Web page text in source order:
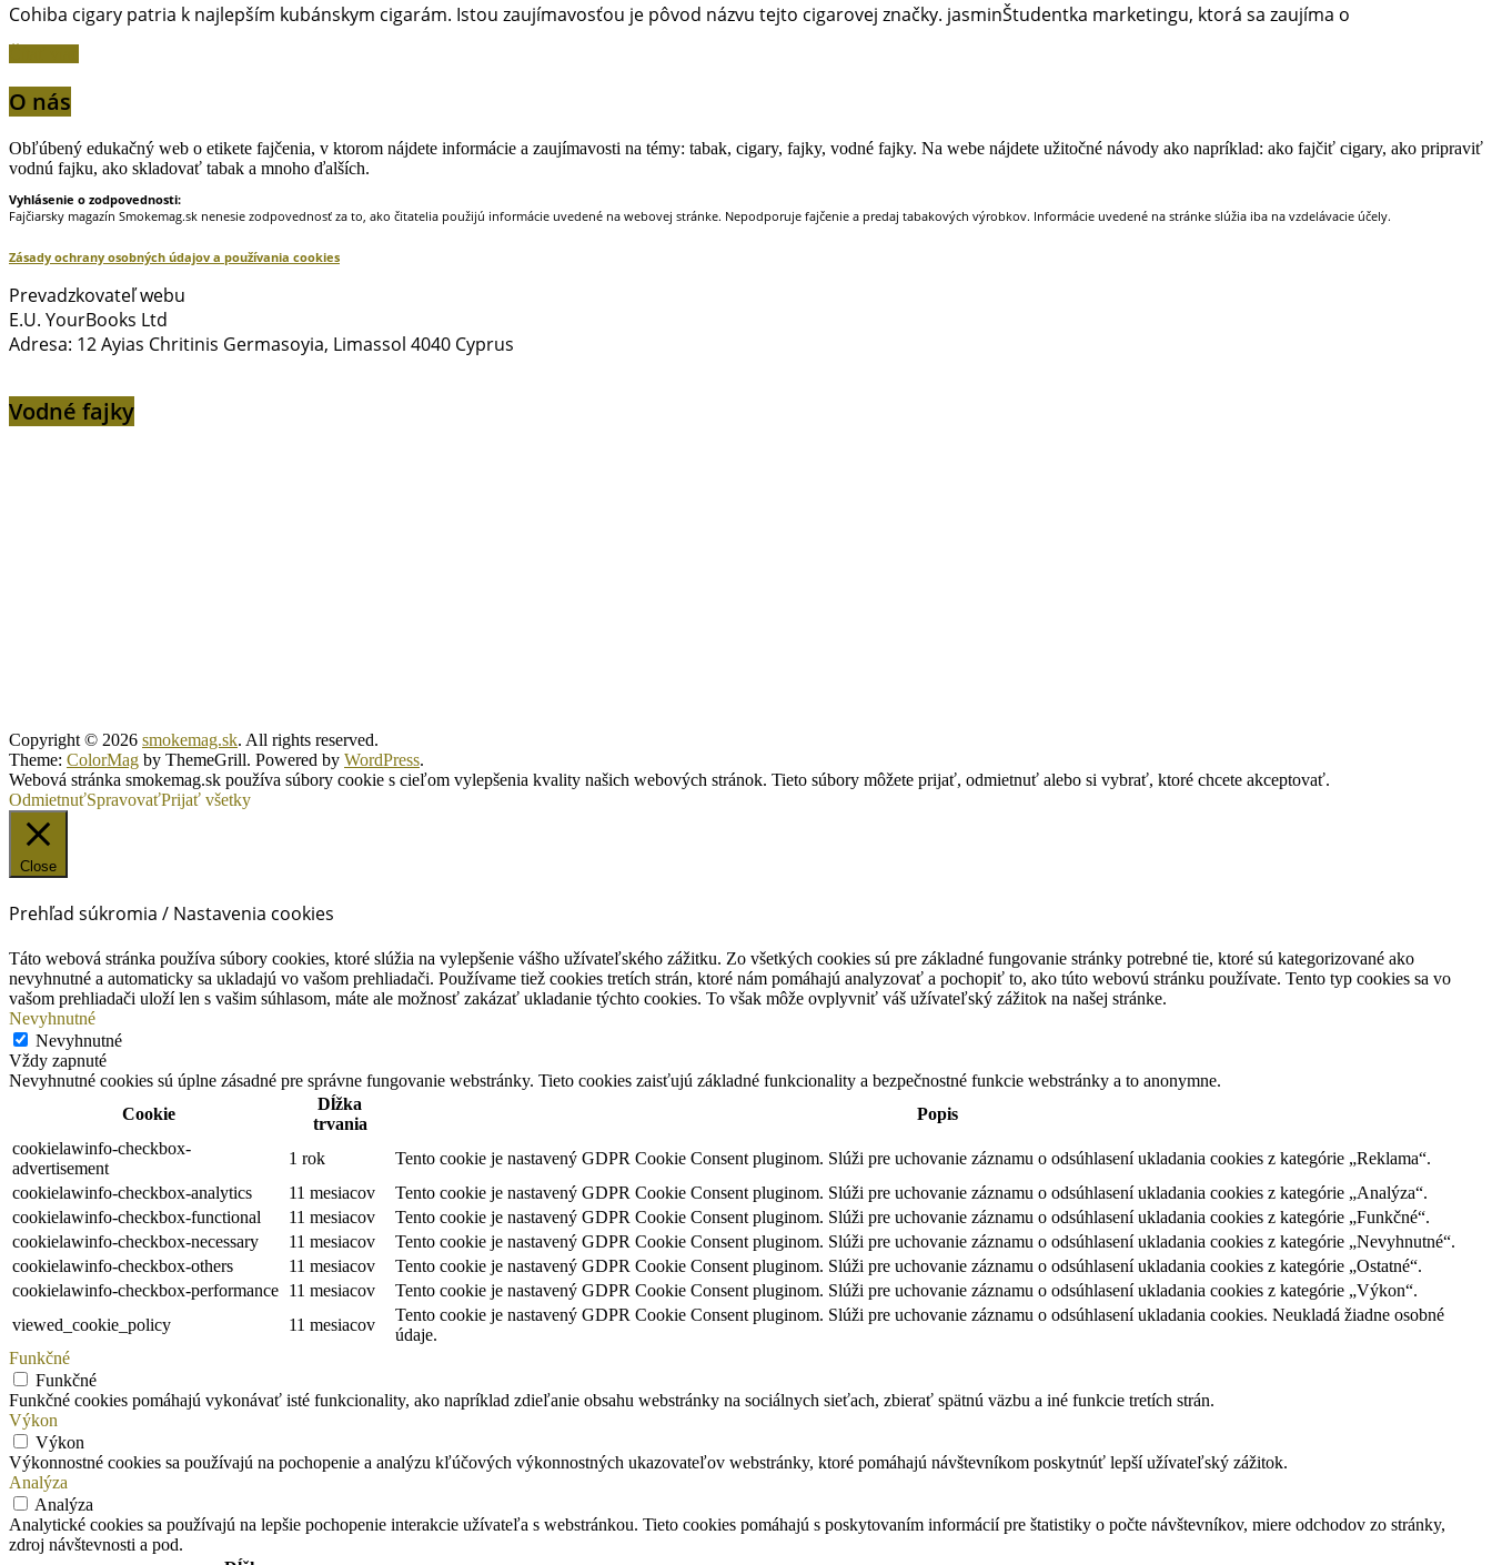
Cohiba cigary patria k najlepším kubánskym cigarám. Istou zaujímavosťou je pôvod názvu tejto cigarovej značky. jasminŠtudentka marketingu, ktorá sa zaujíma o
O nás
Obľúbený edukačný web o etikete fajčenia, v ktorom nájdete informácie a zaujímavosti na témy: tabak, cigary, fajky, vodné fajky. Na webe nájdete užitočné návody ako napríklad: ako fajčiť cigary, ako pripraviť
vodnú fajku, ako skladovať tabak a mnoho ďalších.
Vyhlásenie o zodpovednosti:
Fajčiarsky magazín Smokemag.sk nenesie zodpovednosť za to, ako čitatelia použijú informácie uvedené na webovej stránke. Nepodporuje fajčenie a predaj tabakových výrobkov. Informácie uvedené na stránke slúžia iba na vzdelávacie účely.
Zásady ochrany osobných údajov a používania cookies
Prevadzkovateľ webu
E.U. YourBooks Ltd
Adresa: 12 Ayias Chritinis Germasoyia, Limassol 4040 Cyprus
Vodné fajky
Copyright © 2026 smokemag.sk. All rights reserved.
Theme: ColorMag by ThemeGrill. Powered by WordPress.
Webová stránka smokemag.sk používa súbory cookie s cieľom vylepšenia kvality našich webových stránok. Tieto súbory môžete prijať, odmietnuť alebo si vybrať, ktoré chcete akceptovať.
OdmietnuťSpravovaťPrijať všetky
Close
Prehľad súkromia / Nastavenia cookies
Táto webová stránka používa súbory cookies, ktoré slúžia na vylepšenie vášho užívateľského zážitku. Zo všetkých cookies sú pre základné fungovanie stránky potrebné tie, ktoré sú kategorizované ako
nevyhnutné a automaticky sa ukladajú vo vašom prehliadači. Používame tiež cookies tretích strán, ktoré nám pomáhajú analyzovať a pochopiť to, ako túto webovú stránku používate. Tento typ cookies sa vo
vašom prehliadači uloží len s vašim súhlasom, máte ale možnosť zakázať ukladanie týchto cookies. To však môže ovplyvniť váš užívateľský zážitok na našej stránke.
Nevyhnutné
Nevyhnutné
Vždy zapnuté
Nevyhnutné cookies sú úplne zásadné pre správne fungovanie webstránky. Tieto cookies zaisťujú základné funkcionality a bezpečnostné funkcie webstránky a to anonymne.
Cookie
Dĺžka
trvania
Popis
cookielawinfo-checkbox-
advertisement
1 rok
Tento cookie je nastavený GDPR Cookie Consent pluginom. Slúži pre uchovanie záznamu o odsúhlasení ukladania cookies z kategórie „Reklama“.
cookielawinfo-checkbox-analytics
11 mesiacov
Tento cookie je nastavený GDPR Cookie Consent pluginom. Slúži pre uchovanie záznamu o odsúhlasení ukladania cookies z kategórie „Analýza“.
cookielawinfo-checkbox-functional
11 mesiacov
Tento cookie je nastavený GDPR Cookie Consent pluginom. Slúži pre uchovanie záznamu o odsúhlasení ukladania cookies z kategórie „Funkčné“.
cookielawinfo-checkbox-necessary
11 mesiacov
Tento cookie je nastavený GDPR Cookie Consent pluginom. Slúži pre uchovanie záznamu o odsúhlasení ukladania cookies z kategórie „Nevyhnutné“.
cookielawinfo-checkbox-others
11 mesiacov
Tento cookie je nastavený GDPR Cookie Consent pluginom. Slúži pre uchovanie záznamu o odsúhlasení ukladania cookies z kategórie „Ostatné“.
cookielawinfo-checkbox-performance 11 mesiacov
Tento cookie je nastavený GDPR Cookie Consent pluginom. Slúži pre uchovanie záznamu o odsúhlasení ukladania cookies z kategórie „Výkon“.
viewed_cookie_policy
11 mesiacov
Tento cookie je nastavený GDPR Cookie Consent pluginom. Slúži pre uchovanie záznamu o odsúhlasení ukladania cookies. Neukladá žiadne osobné
údaje.
Funkčné
Funkčné
Funkčné cookies pomáhajú vykonávať isté funkcionality, ako napríklad zdieľanie obsahu webstránky na sociálnych sieťach, zbierať spätnú väzbu a iné funkcie tretích strán.
Výkon
Výkon
Výkonnostné cookies sa používajú na pochopenie a analýzu kľúčových výkonnostných ukazovateľov webstránky, ktoré pomáhajú návštevníkom poskytnúť lepší užívateľský zážitok.
Analýza
Analýza
Analytické cookies sa používajú na lepšie pochopenie interakcie užívateľa s webstránkou. Tieto cookies pomáhajú s poskytovaním informácií pre štatistiky o počte návštevníkov, miere odchodov zo stránky,
zdroj návštevnosti a pod.